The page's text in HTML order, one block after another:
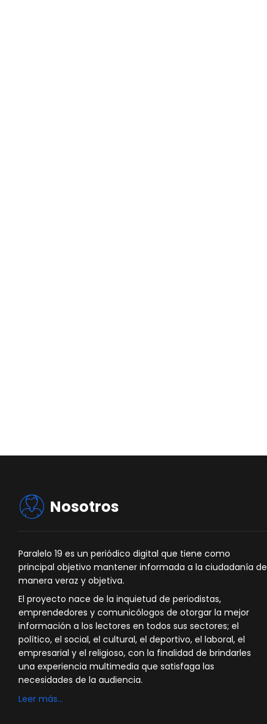
Nosotros
Paralelo 19 es un periódico digital que tiene como
principal objetivo mantener informada a la ciudadanía de
manera veraz y objetiva.
El proyecto nace de la inquietud de periodistas,
emprendedores y comunicólogos de otorgar la mejor
información a los lectores en todos sus sectores; el
político, el social, el cultural, el deportivo, el laboral, el
empresarial y el religioso, con la finalidad de brindarles
una experiencia multimedia que satisfaga las
necesidades de la audiencia.
Leer más…